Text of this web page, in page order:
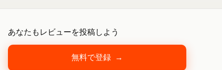
あなたもレビューを投稿しよう
無料で登録 →